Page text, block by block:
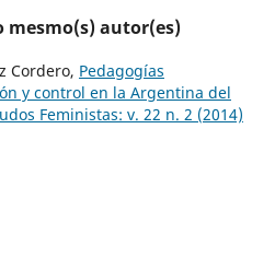
mesmo(s) autor(es)
Cordero, Pedagogías
y control en la Argentina del
Feministas: v. 22 n. 2 (2014)